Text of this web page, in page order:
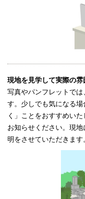
現地を見学して実際の
写真やパンフレットで
す。少しでも気になる
く」ことをおすすめい
お知らせください。現
明をさせていただきます